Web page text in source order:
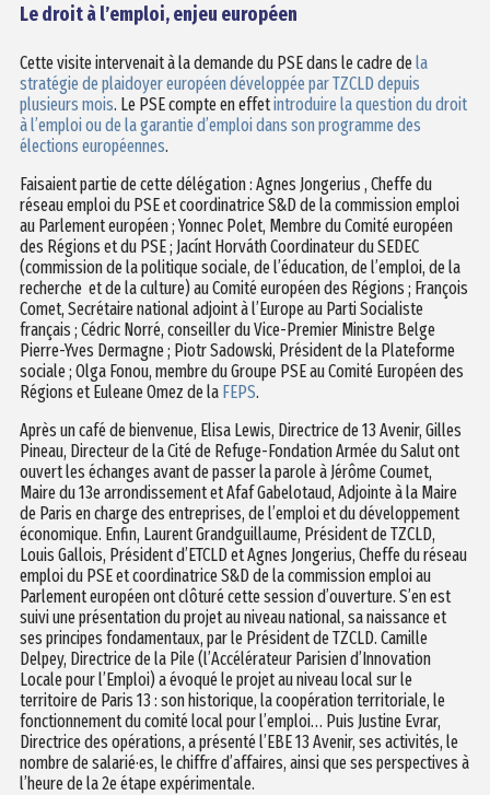
Le droit à l’emploi, enjeu européen
Cette visite intervenait à la demande du PSE dans le cadre de la
stratégie de plaidoyer européen développée par TZCLD depuis
plusieurs mois. Le PSE compte en effetintroduire la question du droit
à l’emploi ou de la garantie d’emploi dans son programme des
élections européennes.
Faisaient partie de cette délégation : Agnes Jongerius , Cheffe du
réseau emploi du PSE et coordinatrice S&D de la commission emploi
au Parlement européen ; Yonnec Polet, Membre du Comité européen
des Régions et du PSE ; Jacínt Horváth Coordinateur du SEDEC
(commission de la politique sociale, de l’éducation, de l’emploi, de la
recherche ‎ et de la culture) au Comité européen des Régions ; François
Comet, Secrétaire national adjoint à l’Europe au Parti Socialiste
français ; Cédric Norré, conseiller du Vice-Premier Ministre Belge
Pierre-Yves Dermagne ; Piotr Sadowski, Président de la Plateforme
sociale ; Olga Fonou, membre du Groupe PSE au Comité Européen des
Régions et Euleane Omez de la FEPS.
Après un café de bienvenue, Elisa Lewis, Directrice de 13 Avenir, Gilles
Pineau, Directeur de la Cité de Refuge-Fondation Armée du Salut ont
ouvert les échanges avant de passer la parole à Jérôme Coumet,
Maire du 13e arrondissement et Afaf Gabelotaud, Adjointe à la Maire
de Paris en charge des entreprises, de l’emploi et du développement
économique. Enfin, Laurent Grandguillaume, Président de TZCLD,
Louis Gallois, Président d’ETCLD et Agnes Jongerius, Cheffe du réseau
emploi du PSE et coordinatrice S&D de la commission emploi au
Parlement européen ont clôturé cette session d’ouverture. S’en est
suivi une présentation du projet au niveau national, sa naissance et
ses principes fondamentaux, par le Président de TZCLD. Camille
Delpey, Directrice de la Pile (l’Accélérateur Parisien d’Innovation
Locale pour l’Emploi) a évoqué le projet au niveau local sur le
territoire de Paris 13 : son historique, la coopération territoriale, le
fonctionnement du comité local pour l’emploi… Puis Justine Evrar,
Directrice des opérations, a présenté l’EBE 13 Avenir, ses activités, le
nombre de salarié·es, le chiffre d’affaires, ainsi que ses perspectives à
l’heure de la 2e étape expérimentale.